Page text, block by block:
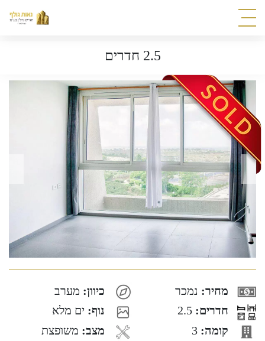
2.5 חדרים
מחיר: נמכר כיוון: מערב
חדרים: 2.5 נוף: ים מלא
קומה: 3 מצב: משופצת